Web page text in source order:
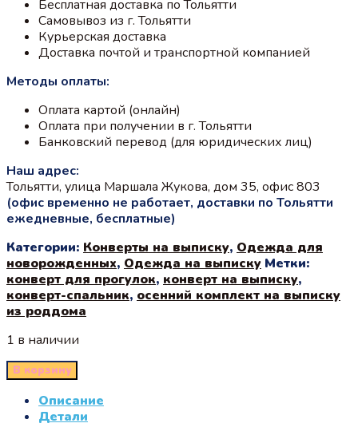
Бесплатная доставка по Тольятти
Самовывоз из г. Тольятти
Курьерская доставка
Доставка почтой и транспортной компанией
Методы оплаты:
Оплата картой (онлайн)
Оплата при получении в г. Тольятти
Банковский перевод (для юридических лиц)
Наш адрес:
Тольятти, улица Маршала Жукова, дом 35, офис 803
(офис временно не работает, доставки по Тольятти
ежедневные, бесплатные)
Категории: Конверты на выписку, Одежда для
новорожденных, Одежда на выписку Метки:
конверт для прогулок, конверт на выписку,
конверт-спальник, осенний комплект на выписку
из роддома
1 в наличии
В корзину
Описание
Детали